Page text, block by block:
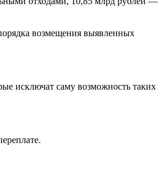
возмещения выявленных
исключат саму возможность таких